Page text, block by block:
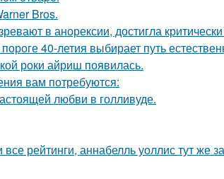
Bros.
в анорексии, достигла
40-летия выбирает путь
роки айриш появилась.
вам потребуются:
любви в голливуде.
рейтинги, аннабелль уоллис тут же